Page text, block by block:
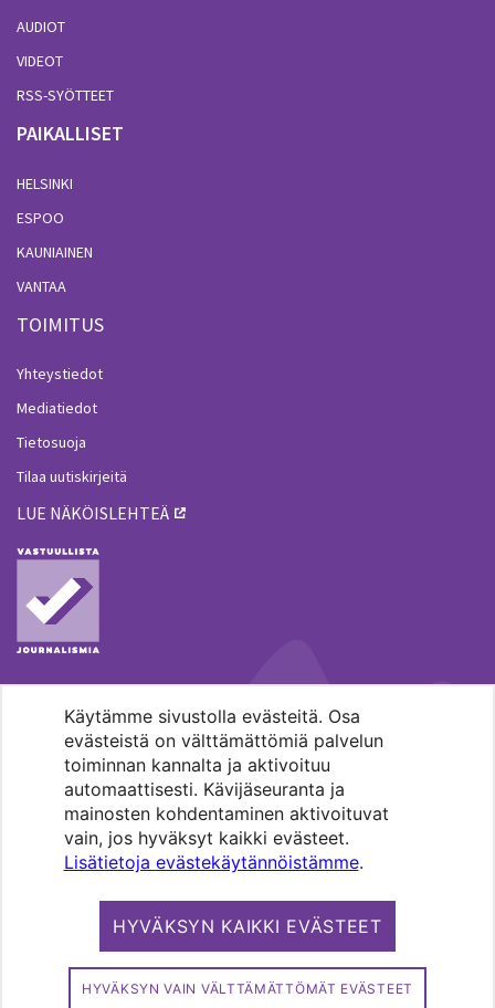
Käytämme sivustolla evästeitä. Osa
evästeistä on välttämättömiä palvelun
toiminnan kannalta ja aktivoituu
automaattisesti. Kävijäseuranta ja
mainosten kohdentaminen aktivoituvat
vain, jos hyväksyt kaikki evästeet.
Lisätietoja evästekäytännöistämme.
HYVÄKSYN KAIKKI EVÄSTEET
HYVÄKSYN VAIN VÄLTTÄMÄTTÖMÄT EVÄSTEET
AUDIOT
VIDEOT
RSS-SYÖTTEET
PAIKALLISET
HELSINKI
ESPOO
KAUNIAINEN
VANTAA
TOIMITUS
Yhteystiedot
Mediatiedot
Tietosuoja
Tilaa uutiskirjeitä
LUE NÄKÖISLEHTEÄ
MENOHAKU
Pääkaupunkiseudun evankelis-
luterilaisten seurakuntien media.
Copyright 2026. Kirkko ja kaupunki. All
rights reserved.